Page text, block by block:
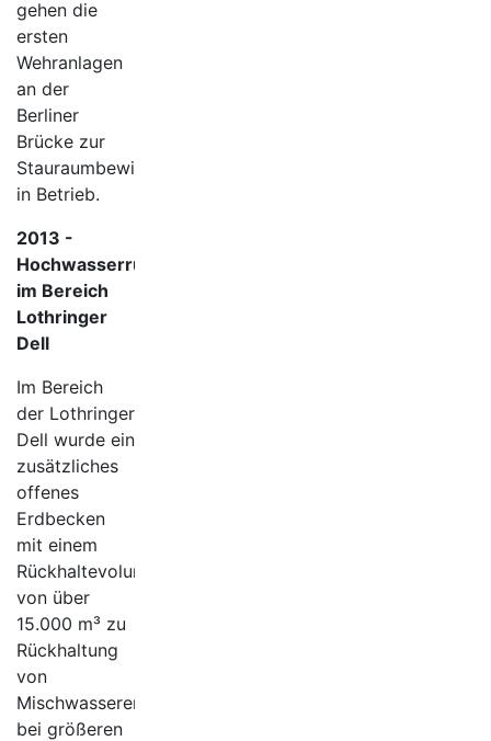
gehen die
ersten
Wehranlagen
an der
Berliner
Brücke zur
Stauraumbewirtschaftung
in Betrieb.
2013 -
Hochwasserrückhaltebecken
im Bereich
Lothringer
Dell
Im Bereich
der Lothringer
Dell wurde ein
zusätzliches
offenes
Erdbecken
mit einem
Rückhaltevolumen
von über
15.000 m³ zu
Rückhaltung
von
Mischwasserentlastungen
bei größeren